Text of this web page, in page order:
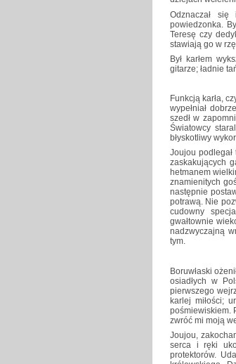
Odznaczał
powiedzonka.
Teresę czy
stawiają go w
Był karłem
gitarze; ładnie
Funkcją karła,
wypełniał
szedł w
Światowcy
błyskotliwy
Joujou podlegał
zaskakujących
hetmanem
znamienitych
następnie
potrawą. Nie
cudowny
gwałtownie
nadzwyczajną
tym.
Boruwłaski
osiadłych w
pierwszego
karlej miłości;
pośmiewiskiem.
zwróć mi moją
Joujou,
serca i ręki
protektorów.